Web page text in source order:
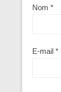
Nom *
E-mail *